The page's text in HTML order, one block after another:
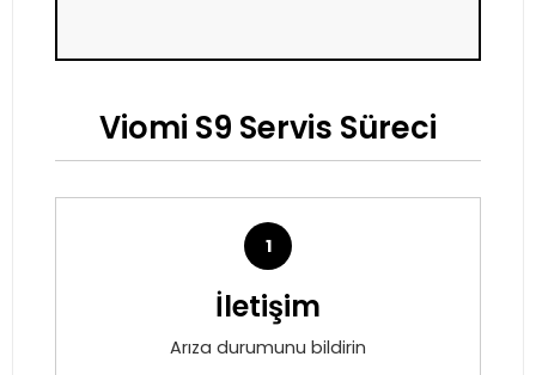
Viomi S9 Servis Süreci
1
İletişim
Arıza durumunu bildirin